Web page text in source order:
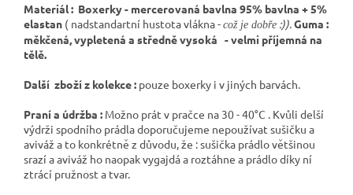
Materiál : Boxerky - mercerovaná bavlna 95% bavlna + 5%
elastan ( nadstandartní hustota vlákna - což je dobře :)).Guma :
měkčená, vypletená a středně vysoká - velmi příjemná na
tělě.
Další zboží z kolekce : pouze boxerky i v jiných barvách.
Praní a údržba : Možno prát v pračce na 30 - 40°C . Kvůli delší
výdrži spodního prádla doporučujeme nepoužívat sušičku a
aviváž a to konkrétně z důvodu, že : sušička prádlo většinou
srazí a aviváž ho naopak vygajdá a roztáhne a prádlo díky ní
ztrácí pružnost a tvar.